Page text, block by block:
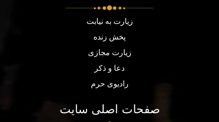
زیارت به نیابت
پخش زنده
زیارت مجازی
دعا و ذکر
رادیوی حرم
صفحات اصلی سایت